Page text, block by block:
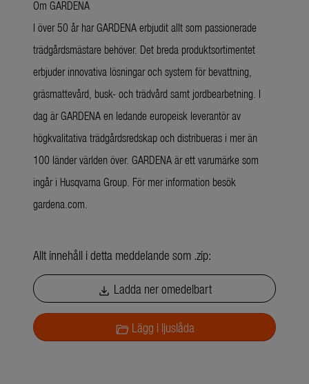
Om GARDENA
I över 50 år har GARDENA erbjudit allt som passionerade
trädgårdsmästare behöver. Det breda produktsortimentet
erbjuder innovativa lösningar och system för bevattning,
gräsmattevård, busk- och trädvård samt jordbearbetning. I
dag är GARDENA en ledande europeisk leverantör av
högkvalitativa trädgårdsredskap och distribueras i mer än
100 länder världen över. GARDENA är ett varumärke som
ingår i Husqvarna Group. För mer information besök
gardena.com.
Allt innehåll i detta meddelande som .zip:
download Ladda ner omedelbart
folder_openLägg i ljuslåda